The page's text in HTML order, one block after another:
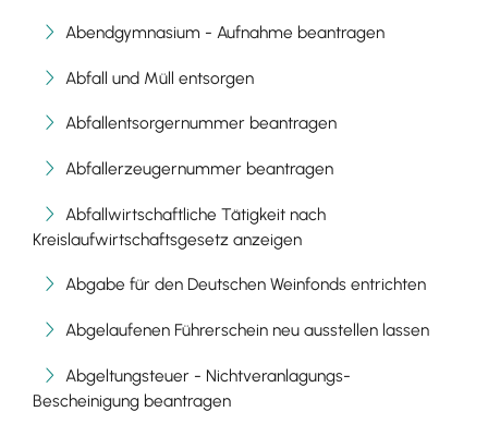
Abendgymnasium - Aufnahme beantragen
Abfall und Müll entsorgen
Abfallentsorgernummer beantragen
Abfallerzeugernummer beantragen
Abfallwirtschaftliche Tätigkeit nach
Kreislaufwirtschaftsgesetz anzeigen
Abgabe für den Deutschen Weinfonds entrichten
Abgelaufenen Führerschein neu ausstellen lassen
Abgeltungsteuer - Nichtveranlagungs-
Bescheinigung beantragen